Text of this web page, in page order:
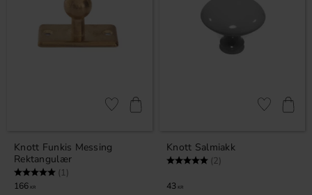
Knott Funkis Messing
Rektangulær
Karakter: (1)
166 KR
Lagre som favoritt
Knott Salmiakk
Karakter: (2)
43 KR
Lagre som